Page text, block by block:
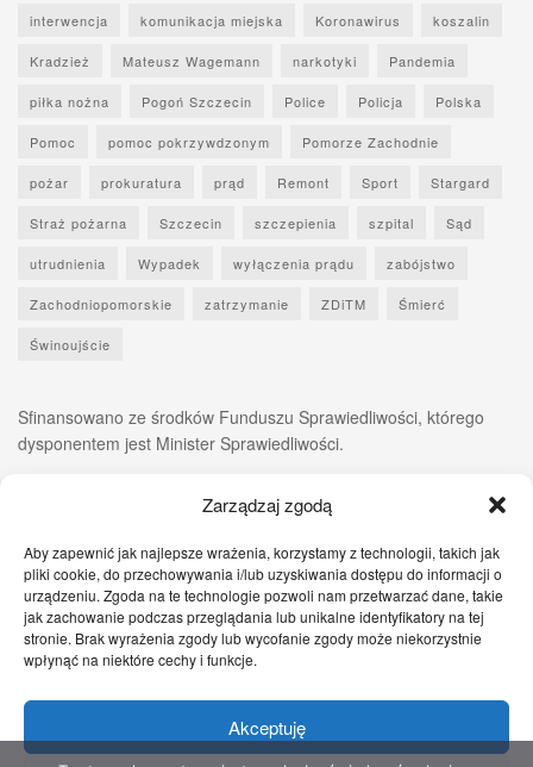
Zarządzaj zgodą
Aby zapewnić jak najlepsze wrażenia, korzystamy z technologii, takich jak
pliki cookie, do przechowywania i/lub uzyskiwania dostępu do informacji o
urządzeniu. Zgoda na te technologie pozwoli nam przetwarzać dane, takie
jak zachowanie podczas przeglądania lub unikalne identyfikatory na tej
stronie. Brak wyrażenia zgody lub wycofanie zgody może niekorzystnie
wpłynąć na niektóre cechy i funkcje.
Akceptuję
interwencja komunikacja miejska Koronawirus koszalin
Kradzież Mateusz Wagemann narkotyki Pandemia
piłka nożna Pogoń Szczecin Police Policja Polska
Pomoc pomoc pokrzywdzonym Pomorze Zachodnie
pożar prokuratura prąd Remont Sport Stargard
Straż pożarna Szczecin szczepienia szpital Sąd
utrudnienia Wypadek wyłączenia prądu zabójstwo
Zachodniopomorskie zatrzymanie ZDiTM Śmierć
Świnoujście
Sfinansowano ze środków Funduszu Sprawiedliwości, którego
dysponentem jest Minister Sprawiedliwości.
Zgłoś nam! Szczecińskie Wiadomości Sport
Zdrowie